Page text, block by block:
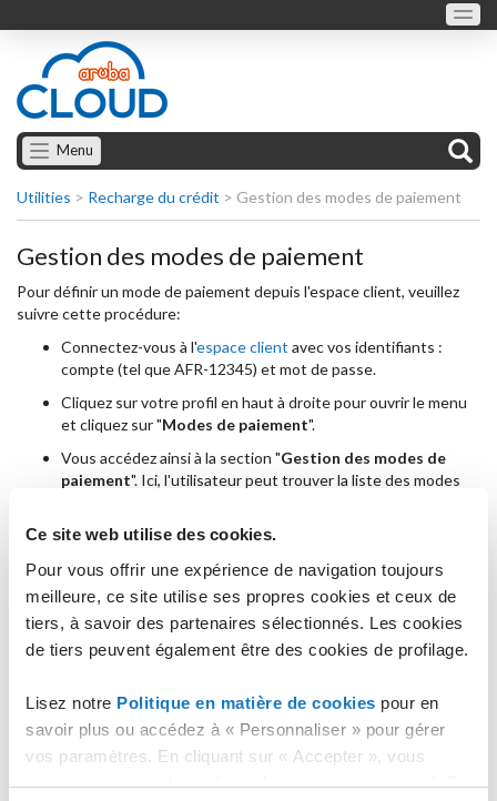
Ce site web utilise des cookies.
Pour vous offrir une expérience de navigation toujours
meilleure, ce site utilise ses propres cookies et ceux de
tiers, à savoir des partenaires sélectionnés. Les cookies
de tiers peuvent également être des cookies de profilage.
Lisez notre Politique en matière de cookies pour en
savoir plus ou accédez à « Personnaliser » pour gérer
vos paramètres. En cliquant sur « Accepter », vous
consentez au stockage de cookies sur votre appareil. En
Menu
Utilities > Recharge du crédit > Gestion des modes de paiement
Gestion des modes de paiement
Pour définir un mode de paiement depuis l'espace client, veuillez
suivre cette procédure:
Connectez-vous à l'espace client avec vos identifiants :
compte (tel que AFR-12345) et mot de passe.
Cliquez sur votre profil en haut à droite pour ouvrir le menu
et cliquez sur "Modes de paiement".
Vous accédez ainsi à la section "Gestion des modes de
paiement". Ici, l'utilisateur peut trouver la liste des modes
Dans cette section, vous pouvez configurer un nouveau
de paiement".
L'espace "
Nouveau mode de paiement
" s'affiche, où on
vous demande de choisir entre "PAYPAL" et "CARTE
BANCAIRE". Vous serez redirigé vers le site respectif en
Une fois la procédure terminée, le mode de paiement
s'affiche dans la liste.
Chaque mode de paiement peut être supprimé à tout
moment via le bouton "SUPPRIMER".